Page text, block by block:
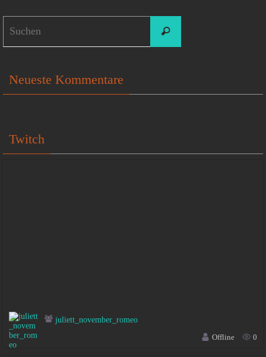
Suchen
Neueste Kommentare
Twitch
juliett_november_romeo
Offline
0